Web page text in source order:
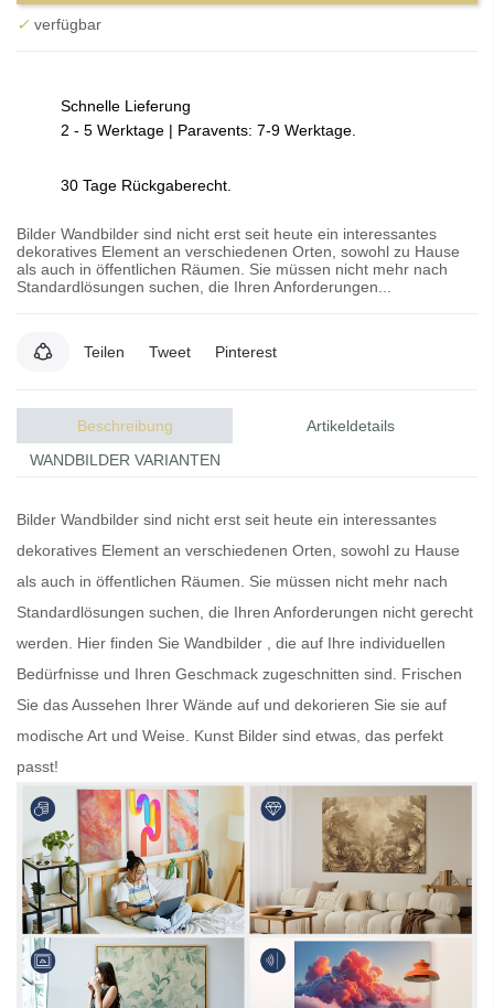
✓ verfügbar
Schnelle Lieferung
2 - 5 Werktage | Paravents: 7-9 Werktage.
30 Tage Rückgaberecht.
Bilder Wandbilder sind nicht erst seit heute ein interessantes
dekoratives Element an verschiedenen Orten, sowohl zu Hause
als auch in öffentlichen Räumen. Sie müssen nicht mehr nach
Standardlösungen suchen, die Ihren Anforderungen...
Teilen Tweet Pinterest
Beschreibung
Artikeldetails
WANDBILDER VARIANTEN
Bilder Wandbilder sind nicht erst seit heute ein interessantes
dekoratives Element an verschiedenen Orten, sowohl zu Hause
als auch in öffentlichen Räumen. Sie müssen nicht mehr nach
Standardlösungen suchen, die Ihren Anforderungen nicht gerecht
werden. Hier finden Sie Wandbilder , die auf Ihre individuellen
Bedürfnisse und Ihren Geschmack zugeschnitten sind. Frischen
Sie das Aussehen Ihrer Wände auf und dekorieren Sie sie auf
modische Art und Weise. Kunst Bilder sind etwas, das perfekt
passt!